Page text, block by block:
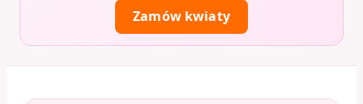
Zamów kwiaty